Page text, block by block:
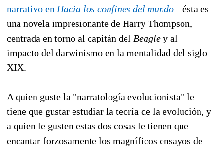
narrativo en Hacia los confines del mundo—ésta es
una novela impresionante de Harry Thompson,
centrada en torno al capitán del Beagle y al
impacto del darwinismo en la mentalidad del siglo
XIX.
A quien guste la "narratología evolucionista" le
tiene que gustar estudiar la teoría de la evolución, y
a quien le gusten estas dos cosas le tienen que
encantar forzosamente los magníficos ensayos de